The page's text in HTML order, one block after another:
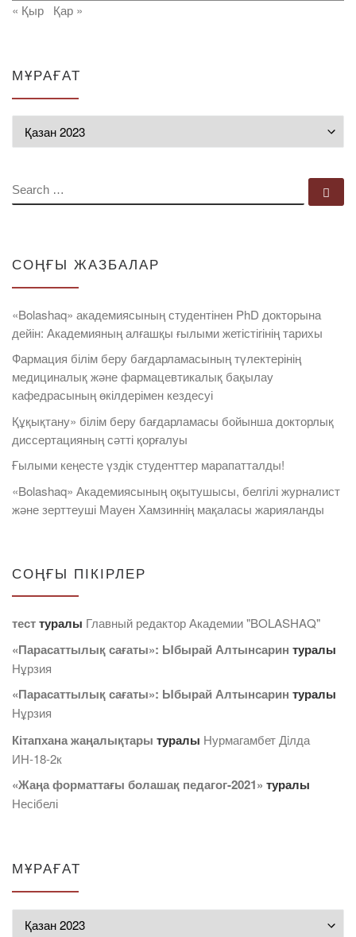
« Қыр
Қар »
МҰРАҒАТ
SEARCH
СОҢҒЫ ЖАЗБАЛАР
«Bolashaq» академиясының студентінен PhD докторына
дейін: Академияның алғашқы ғылыми жетістігінің тарихы
Фармация білім беру бағдарламасының түлектерінің
медициналық және фармацевтикалық бақылау
кафедрасының өкілдерімен кездесуі
Құқықтану» білім беру бағдарламасы бойынша докторлық
диссертацияның сәтті қорғалуы
Ғылыми кеңесте үздік студенттер марапатталды!
«Bolashaq» Академиясының оқытушысы, белгілі журналист
және зерттеуші Мауен Хамзиннің мақаласы жарияланды
СОҢҒЫ ПІКІРЛЕР
тесттуралы Главный редактор Академии "BOLASHAQ"
«Парасаттылық сағаты»: Ыбырай Алтынсарин туралы
Нұрзия
«Парасаттылық сағаты»: Ыбырай Алтынсарин туралы
Нұрзия
Кітапхана жаңалықтары туралы Нурмагамбет Дiлда
ИН-18-2к
«Жаңа форматтағы болашақ педагог-2021» туралы
Несібелі
МҰРАҒАТ